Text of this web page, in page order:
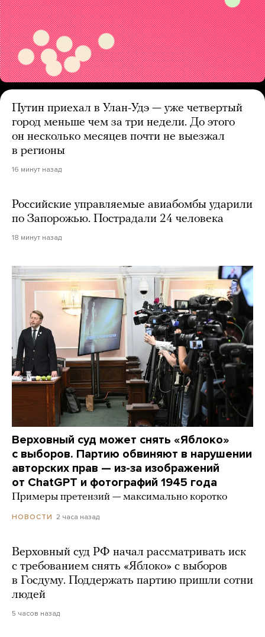
Путин приехал в Улан-Удэ — уже четвертый
город меньше чем за три недели. До этого
он несколько месяцев почти не выезжал
в регионы
16 минут назад
Российские управляемые авиабомбы ударили
по Запорожью. Пострадали 24 человека
18 минут назад
Верховный суд может снять «Яблоко»
с выборов. Партию обвиняют в нарушении
авторских прав — из-за изображений
от ChatGPT и фотографий 1945 года
Примеры претензий — максимально коротко
НОВОСТИ 2 часа назад
Верховный суд РФ начал рассматривать иск
с требованием снять «Яблоко» с выборов
в Госдуму. Поддержать партию пришли сотни
людей
5 часов назад